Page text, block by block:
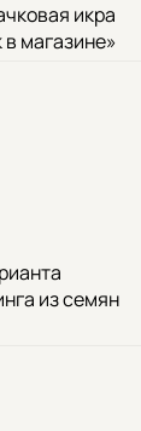
икра
в магазине»
из семян